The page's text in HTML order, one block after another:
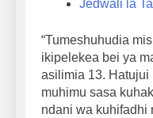
Jedwali la
“Tumeshuhudia
ikipelekea bei ya
asilimia 13. Hatujui
muhimu sasa
ndani wa kuhifadhi